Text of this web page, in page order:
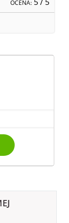
OCENA: